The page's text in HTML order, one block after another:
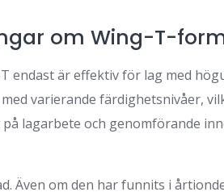
om Wing-T-
endast är effektiv för lag med
varierande färdighetsnivåer,
lagarbete och genomförande
Även om den har funnits i